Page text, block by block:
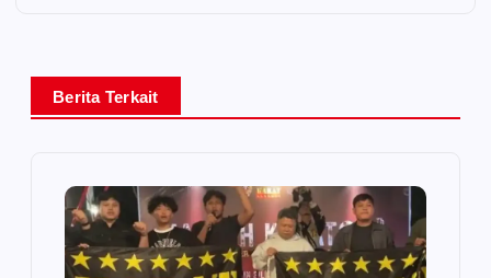
Berita Terkait